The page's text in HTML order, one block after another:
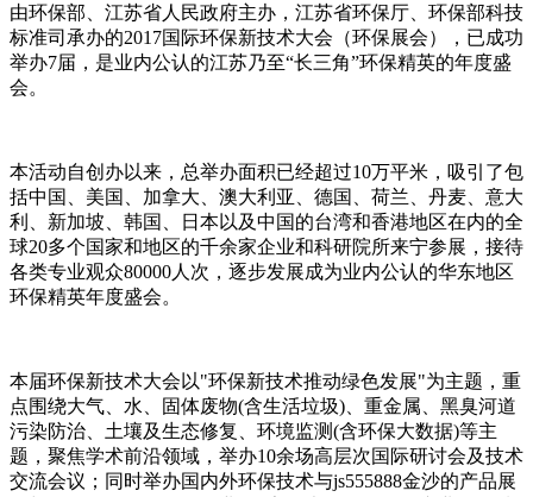
由环保部、江苏省人民政府主办，江苏省环保厅、环保部科技
标准司承办的2017国际环保新技术大会（环保展会），已成功
举办7届，是业内公认的江苏乃至“长三角”环保精英的年度盛
会。
本活动自创办以来，总举办面积已经超过10万平米，吸引了包
括中国、美国、加拿大、澳大利亚、德国、荷兰、丹麦、意大
利、新加坡、韩国、日本以及中国的台湾和香港地区在内的全
球20多个国家和地区的千余家企业和科研院所来宁参展，接待
各类专业观众80000人次，逐步发展成为业内公认的华东地区
环保精英年度盛会。
本届环保新技术大会以"环保新技术推动绿色发展"为主题，重
点围绕大气、水、固体废物(含生活垃圾)、重金属、黑臭河道
污染防治、土壤及生态修复、环境监测(含环保大数据)等主
题，聚焦学术前沿领域，举办10余场高层次国际研讨会及技术
交流会议；同时举办国内外环保技术与js555888金沙的产品展